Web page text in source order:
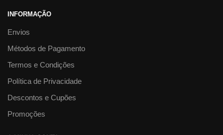
INFORMAÇÃO
Envios
Métodos de Pagamento
Termos e Condições
Política de Privacidade
Descontos e Cupões
Promoções